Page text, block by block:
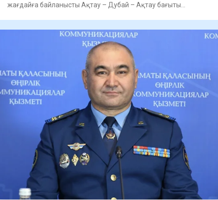
жағдайға байланысты Ақтау – Дубай – Ақтау бағыты